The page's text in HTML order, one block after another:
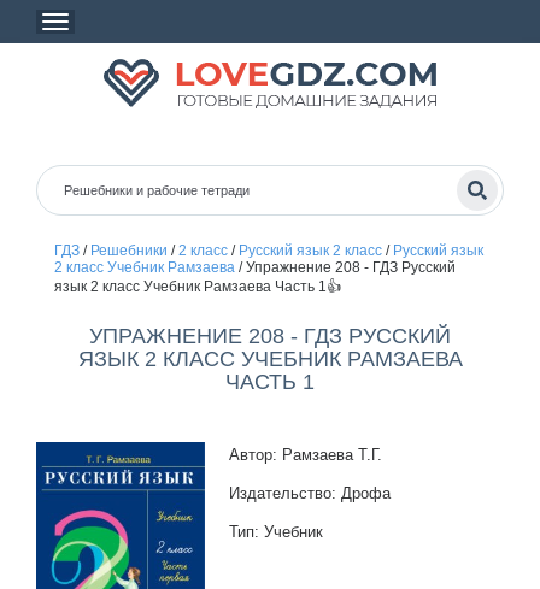
ГДЗ/ Решебники /2 класс/ Русский язык 2 класс/ Русский язык
2 класс Учебник Рамзаева/Упражнение 208 - ГДЗ Русский
язык 2 класс Учебник Рамзаева Часть 1👍
УПРАЖНЕНИЕ 208 - ГДЗ РУССКИЙ
ЯЗЫК 2 КЛАСС УЧЕБНИК РАМЗАЕВА
ЧАСТЬ 1
Автор: Рамзаева Т.Г.
Издательство: Дрофа
Тип: Учебник